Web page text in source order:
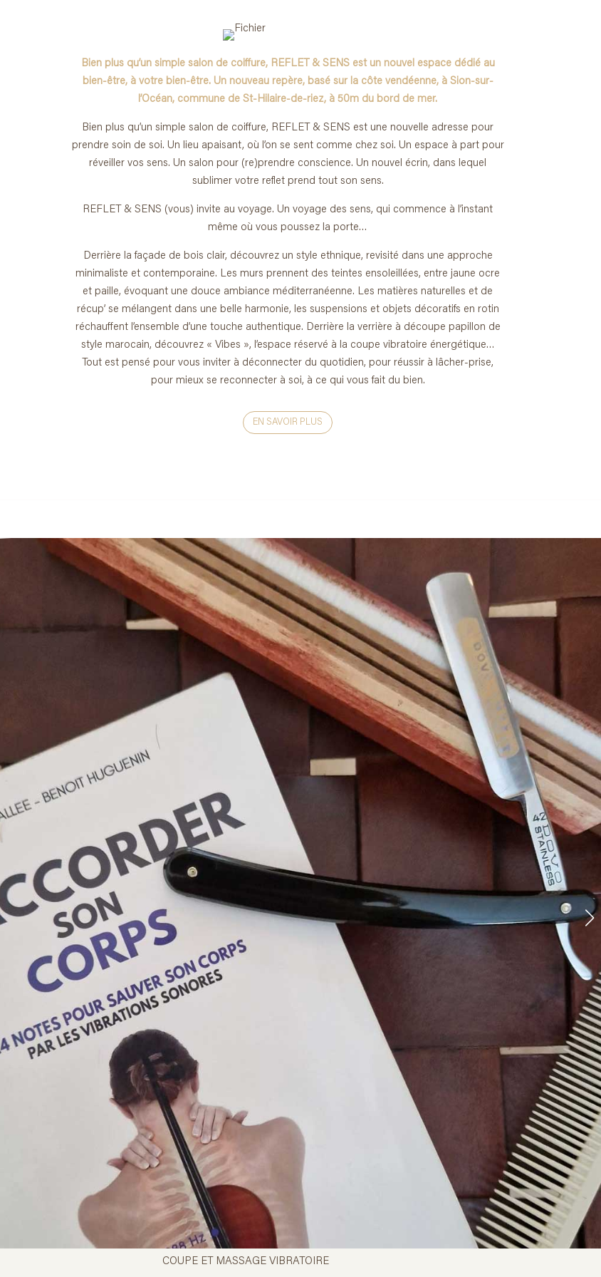
Bien plus qu’un simple salon de coiffure, REFLET & SENS est un nouvel espace dédié au
bien-être, à votre bien-être. Un nouveau repère, basé sur la côte vendéenne, à Sion-sur-
l’Océan, commune de St-Hilaire-de-riez, à 50m du bord de mer.
Bien plus qu’un simple salon de coiffure, REFLET & SENS est une nouvelle adresse pour
prendre soin de soi. Un lieu apaisant, où l’on se sent comme chez soi. Un espace à part pour
réveiller vos sens. Un salon pour (re)prendre conscience. Un nouvel écrin, dans lequel
sublimer votre reflet prend tout son sens.
REFLET & SENS (vous) invite au voyage. Un voyage des sens, qui commence à l’instant
même où vous poussez la porte…
Derrière la façade de bois clair, découvrez un style ethnique, revisité dans une approche
minimaliste et contemporaine. Les murs prennent des teintes ensoleillées, entre jaune ocre
et paille, évoquant une douce ambiance méditerranéenne. Les matières naturelles et de
récup’ se mélangent dans une belle harmonie, les suspensions et objets décoratifs en rotin
réchauffent l’ensemble d’une touche authentique. Derrière la verrière à découpe papillon de
style marocain, découvrez « Vibes », l’espace réservé à la coupe vibratoire énergétique…
Tout est pensé pour vous inviter à déconnecter du quotidien, pour réussir à lâcher-prise,
pour mieux se reconnecter à soi, à ce qui vous fait du bien.
EN SAVOIR PLUS
COUPE ET MASSAGE VIBRATOIRE